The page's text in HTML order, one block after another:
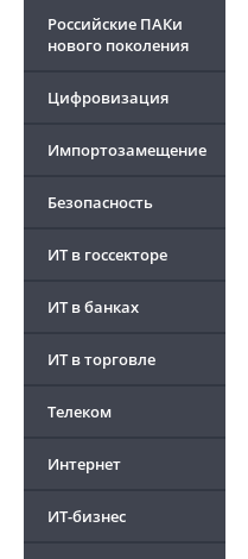
Российские ПАКи
нового поколения
Цифровизация
Импортозамещение
Безопасность
ИТ в госсекторе
ИТ в банках
ИТ в торговле
Телеком
Интернет
ИТ-бизнес